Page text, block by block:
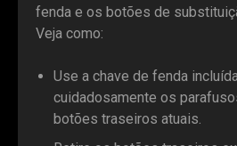
fenda e os botões de
Veja como:
Use a chave de fenda
cuidadosamente os
botões traseiros atuais.